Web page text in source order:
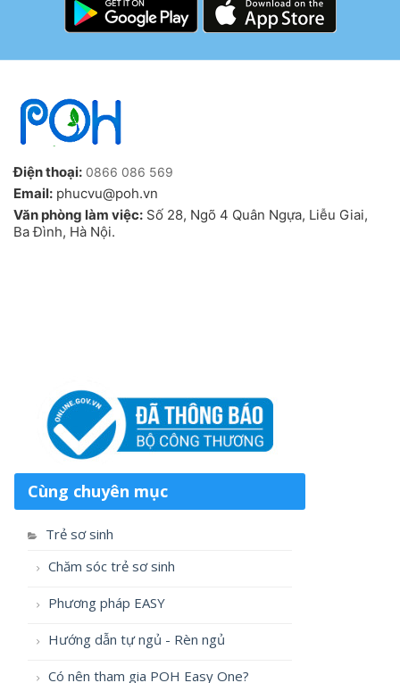
Điện thoại: 0866 086 569
Email: phucvu@poh.vn
Văn phòng làm việc: Số 28, Ngõ 4 Quân Ngựa, Liễu Giai,
Ba Đình, Hà Nội.
Cùng chuyên mục
Trẻ sơ sinh
Chăm sóc trẻ sơ sinh
Phương pháp EASY
Hướng dẫn tự ngủ - Rèn ngủ
Có nên tham gia POH Easy One?